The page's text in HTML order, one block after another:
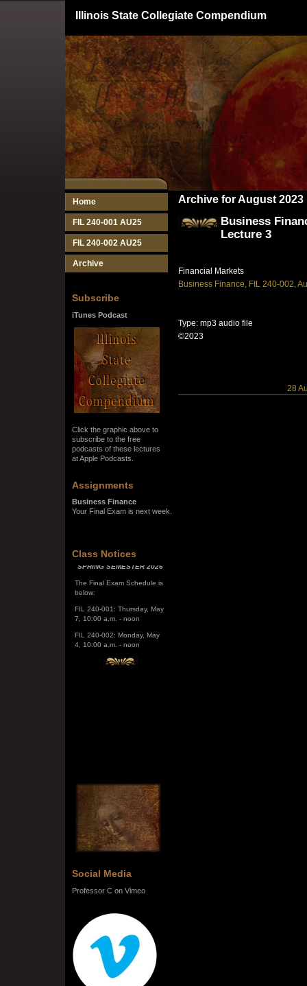
Illinois State Collegiate Compendium
Home
FIL 240-001 AU25
FIL 240-002 AU25
Archive
Subscribe
iTunes Podcast
Click the graphic above to
subscribe to the free
podcasts of these lectures
at Apple Podcasts.
Assignments
Business Finance
Your Final Exam is next week.
Class Notices
SPRING SEMESTER 2026
The Final Exam Schedule is
FIL 240-001: Thursday, May
FIL 240-002: Monday, May
Social Media
Professor C on Vimeo
Archive for August 2023
Business
Lecture 3
Financial Markets
Business Finance, FIL 240-002,
Type: mp3 audio file
©2023
28